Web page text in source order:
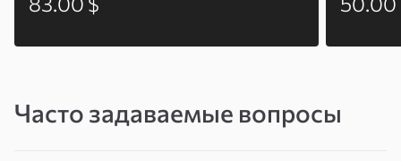
Часто задаваемые вопросы